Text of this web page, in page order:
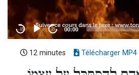
12 minutes Télécharger MP4